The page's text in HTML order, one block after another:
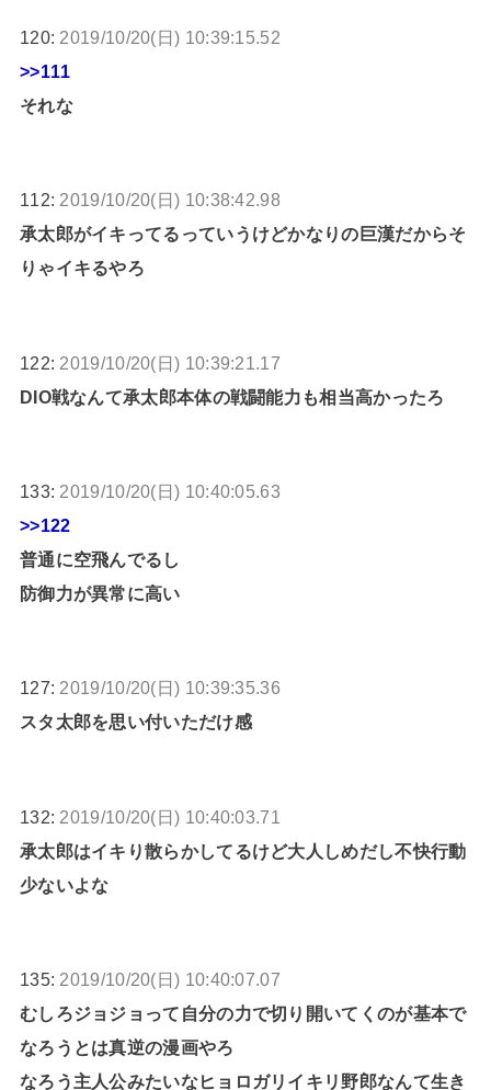
120: 2019/10/20(日) 10:39:15.52
>>111
それな
112: 2019/10/20(日) 10:38:42.98
承太郎がイキってるっていうけどかなりの巨漢だからそ
りゃイキるやろ
122: 2019/10/20(日) 10:39:21.17
DIO戦なんて承太郎本体の戦闘能力も相当高かったろ
133: 2019/10/20(日) 10:40:05.63
>>122
普通に空飛んでるし
防御力が異常に高い
127: 2019/10/20(日) 10:39:35.36
スタ太郎を思い付いただけ感
132: 2019/10/20(日) 10:40:03.71
承太郎はイキり散らかしてるけど大人しめだし不快行動
少ないよな
135: 2019/10/20(日) 10:40:07.07
むしろジョジョって自分の力で切り開いてくのが基本で
なろうとは真逆の漫画やろ
なろう主人公みたいなヒョロガリイキリ野郎なんて生き